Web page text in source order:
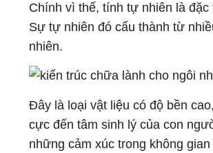
Chính vì thế, tính tự nhiên là
Sự tự nhiên đó cấu thành từ
nhiên.
Đây là loại vật liệu có độ bền
cực đến tâm sinh lý của con
những cảm xúc trong không